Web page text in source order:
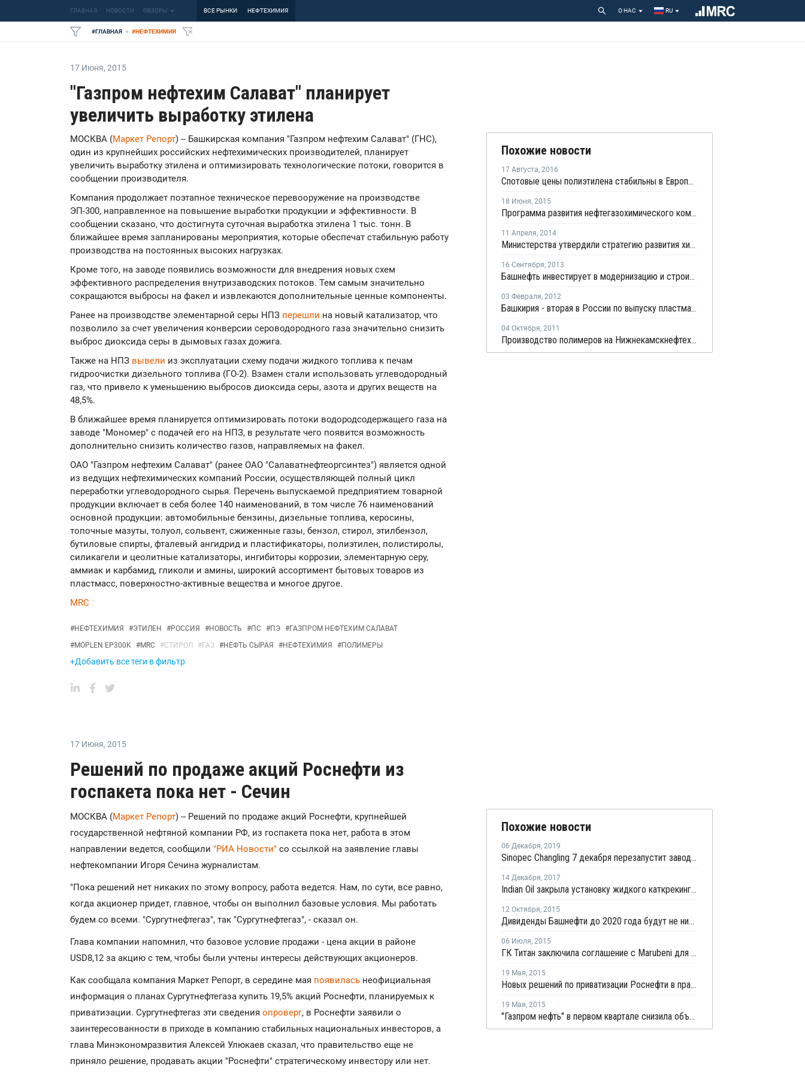
ГЛАВНАЯ НОВОСТИ ОБЗОРЫ ВСЕ РЫНКИ НЕФТЕХИМИЯ О НАС RU
#ГЛАВНАЯ #НЕФТЕХИМИЯ
17 Июня, 2015
"Газпром нефтехим Салават" планирует
увеличить выработку этилена
МОСКВА (Маркет Репорт) -- Башкирская компания "Газпром нефтехим Салават" (ГНС),
один из крупнейших российских нефтехимических производителей, планирует
увеличить выработку этилена и оптимизировать технологические потоки, говорится в
сообщении производителя.
Компания продолжает поэтапное техническое перевооружение на производстве
ЭП-300, направленное на повышение выработки продукции и эффективности. В
сообщении сказано, что достигнута суточная выработка этилена 1 тыс. тонн. В
ближайшее время запланированы мероприятия, которые обеспечат стабильную работу
производства на постоянных высоких нагрузках.
Кроме того, на заводе появились возможности для внедрения новых схем
эффективного распределения внутризаводских потоков. Тем самым значительно
сокращаются выбросы на факел и извлекаются дополнительные ценные компоненты.
Ранее на производстве элементарной серы НПЗ перешли на новый катализатор, что
позволило за счет увеличения конверсии сероводородного газа значительно снизить
выброс диоксида серы в дымовых газах дожига.
Также на НПЗ вывели из эксплуатации схему подачи жидкого топлива к печам
гидроочистки дизельного топлива (ГО-2). Взамен стали использовать углеводородный
газ, что привело к уменьшению выбросов диоксида серы, азота и других веществ на
48,5%.
В ближайшее время планируется оптимизировать потоки водородсодержащего газа на
заводе "Мономер" с подачей его на НПЗ, в результате чего появится возможность
дополнительно снизить количество газов, направляемых на факел.
ОАО "Газпром нефтехим Салават" (ранее ОАО "Салаватнефтеоргсинтез") является одной
из ведущих нефтехимических компаний России, осуществляющей полный цикл
переработки углеводородного сырья. Перечень выпускаемой предприятием товарной
продукции включает в себя более 140 наименований, в том числе 76 наименований
основной продукции: автомобильные бензины, дизельные топлива, керосины,
топочные мазуты, толуол, сольвент, сжиженные газы, бензол, стирол, этилбензол,
бутиловые спирты, фталевый ангидрид и пластификаторы, полиэтилен, полистиролы,
силикагели и цеолитные катализаторы, ингибиторы коррозии, элементарную серу,
аммиак и карбамид, гликоли и амины, широкий ассортимент бытовых товаров из
пластмасс, поверхностно-активные вещества и многое другое.
MRC
#НЕФТЕХИМИЯ #ЭТИЛЕН #РОССИЯ #НОВОСТЬ #ПС #ПЭ #ГАЗПРОМ НЕФТЕХИМ САЛАВАТ
#MOPLEN EP300K #MRC #СТИРОЛ #ГАЗ #НЕФТЬ СЫРАЯ #НЕФТЕХИМИЯ #ПОЛИМЕРЫ
+Добавить все теги в фильтр
Похожие новости
17 Августа, 2016
Спотовые цены полиэтилена стабильны в Европе на фоне низкой покупательской активности
18 Июня, 2015
Программа развития нефтегазохимического комплекса Татарстана до 2019 года получила одобрение
11 Апреля, 2014
Министерства утвердили стратегию развития химического и нефтехимического комплекса до 2030 года
16 Сентября, 2013
Башнефть инвестирует в модернизацию и строительство нефтеперерабатывающих установок 80 млрд руб.
03 Февраля, 2012
Башкирия - вторая в России по выпуску пластмасс, бензола и этилена
04 Октября, 2011
Производство полимеров на Нижнекамскнефтехиме за 9 месяцев выросло на 9%
17 Июня, 2015
Решений по продаже акций Роснефти из
госпакета пока нет - Сечин
МОСКВА (Маркет Репорт) -- Решений по продаже акций Роснефти, крупнейшей
государственной нефтяной компании РФ, из госпакета пока нет, работа в этом
направлении ведется, сообщили "РИА Новости" со ссылкой на заявление главы
нефтекомпании Игоря Сечина журналистам.
"Пока решений нет никаких по этому вопросу, работа ведется. Нам, по сути, все равно,
когда акционер придет, главное, чтобы он выполнил базовые условия. Мы работать
будем со всеми. "Сургутнефтегаз", так "Сургутнефтегаз", - сказал он.
Глава компании напомнил, что базовое условие продажи - цена акции в районе
USD8,12 за акцию с тем, чтобы были учтены интересы действующих акционеров.
Как сообщала компания Маркет Репорт, в середине мая появилась неофициальная
информация о планах Сургутнефтегаза купить 19,5% акций Роснефти, планируемых к
приватизации. Сургутнефтегаз эти сведения опроверг, в Роснефти заявили о
заинтересованности в приходе в компанию стабильных национальных инвесторов, а
глава Минэкономразвития Алексей Улюкаев сказал, что правительство еще не
приняло решение, продавать акции "Роснефти" стратегическому инвестору или нет.
Похожие новости
06 Декабря, 2019
Sinopec Changling 7 декабря перезапустит завод окиси пропилена в провинции Хунань после планового ремонта
14 Декабря, 2017
Indian Oil закрыла установку жидкого каткрекинга в Парадипе из-за пожара на НПЗ
12 Октября, 2015
Дивиденды Башнефти до 2020 года будут не ниже 20 млрд рублей и 25% прибыли
06 Июля, 2015
ГК Титан заключила соглашение с Marubeni для создания нефтехимических производств
19 Мая, 2015
Новых решений по приватизации Роснефти в правительстве нет - Улюкаев
19 Мая, 2015
"Газпром нефть" в первом квартале снизила объемы нефтепереработки на 4,2%